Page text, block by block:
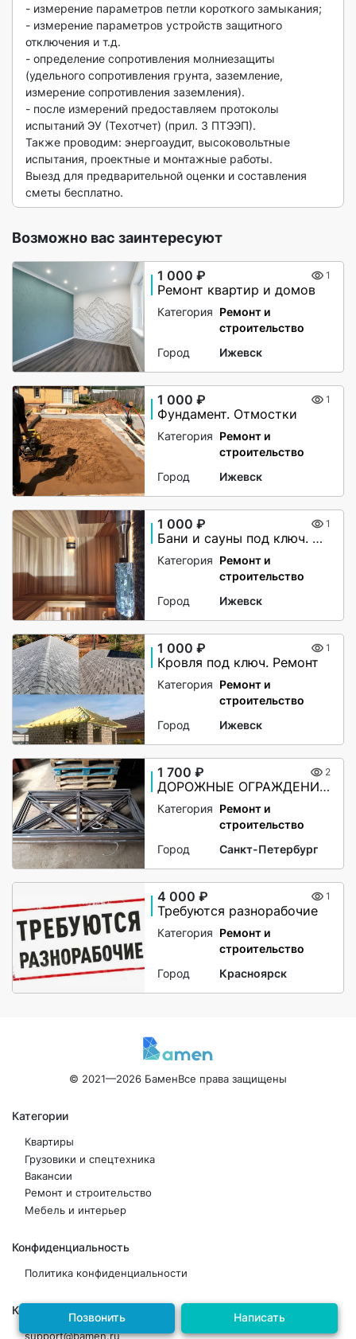
- измерение параметров петли короткого замыкания;
- измерение параметров устройств защитного
отключения и т.д.
- определение сопротивления молниезащиты
(удельного сопротивления грунта, заземление,
измерение сопротивления заземления).
- после измерений предоставляем протоколы
испытаний ЭУ (Техотчет) (прил. 3 ПТЭЭП).
Также проводим: энергоаудит, высоковольтные
испытания, проектные и монтажные работы.
Выезд для предварительной оценки и составления
сметы бесплатно.
Возможно вас заинтересуют
1 000 ₽ 1
Ремонт квартир и домов
Категория Ремонт и
строительство
Город
Ижевск
1 000 ₽ 1
Фундамент. Отмостки
Категория Ремонт и
строительство
Город
Ижевск
1 000 ₽ 1
Бани и сауны под ключ. Ремонт
Категория Ремонт и
строительство
Город
Ижевск
1 000 ₽ 1
Кровля под ключ. Ремонт
Категория Ремонт и
строительство
Город
Ижевск
1 700 ₽ 2
ДОРОЖНЫЕ ОГРАЖДЕНИЯ ПО-1
Категория Ремонт и
строительство
Город
Санкт-Петербург
4 000 ₽ 1
Требуются разнорабочие
Категория Ремонт и
строительство
Город
Красноярск
Позвонить Написать
© 2021—2026 БаменВсе права защищены
Категории
Квартиры
Грузовики и спецтехника
Вакансии
Ремонт и строительство
Мебель и интерьер
Конфиденциальность
Политика конфиденциальности
Контакты
support@bamen.ru